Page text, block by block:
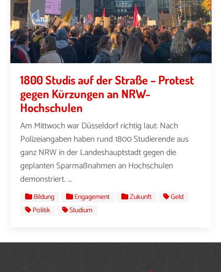
1800 Studis auf der Straße – Protest
gegen Kürzungen an NRW-
Hochschulen
Am Mittwoch war Düsseldorf richtig laut: Nach
Polizeiangaben haben rund 1800 Studierende aus
ganz NRW in der Landeshauptstadt gegen die
geplanten Sparmaßnahmen an Hochschulen
demonstriert. ...
Bildung Engagement Zukunft
Geld
Politik
Studium